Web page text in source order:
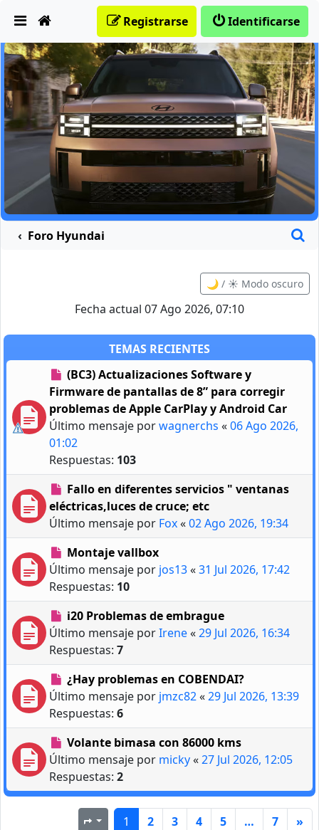
Identificarse
Registrarse
Foro Hyundai
🌙 / ☀️ Modo oscuro
Fecha actual 07 Ago 2026, 07:10
TEMAS RECIENTES
(BC3) Actualizaciones Software y
Firmware de pantallas de 8” para corregir
problemas de Apple CarPlay y Android Car
Último mensaje porwagnerchs «06 Ago 2026,
01:02
Respuestas: 103
Fallo en diferentes servicios " ventanas
eléctricas,luces de cruce; etc
Último mensaje por Fox«02 Ago 2026, 19:34
Montaje vallbox
Último mensaje por jos13«31 Jul 2026, 17:42
Respuestas: 10
i20 Problemas de embrague
Último mensaje porIrene«29 Jul 2026, 16:34
Respuestas: 7
¿Hay problemas en COBENDAI?
Último mensaje por jmzc82«29 Jul 2026, 13:39
Respuestas: 6
Volante bimasa con 86000 kms
Último mensaje por micky«27 Jul 2026, 12:05
Respuestas: 2
Página1 de7
1 2 3 4 5 … 7 »